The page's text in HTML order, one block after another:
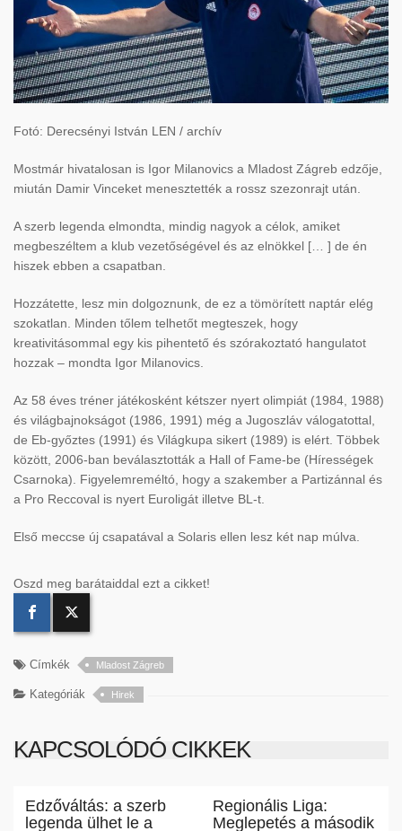
Fotó: Derecsényi István LEN / archív
Mostmár hivatalosan is Igor Milanovics a Mladost Zágreb edzője,
miután Damir Vinceket menesztették a rossz szezonrajt után.
A szerb legenda elmondta, mindig nagyok a célok, amiket
megbeszéltem a klub vezetőségével és az elnökkel [… ] de én
hiszek ebben a csapatban.
Hozzátette, lesz min dolgoznunk, de ez a tömörített naptár elég
szokatlan. Minden tőlem telhetőt megteszek, hogy
kreativitásommal egy kis pihentető és szórakoztató hangulatot
hozzak – mondta Igor Milanovics.
Az 58 éves tréner játékosként kétszer nyert olimpiát (1984, 1988)
és világbajnokságot (1986, 1991) még a Jugoszláv válogatottal,
de Eb-győztes (1991) és Világkupa sikert (1989) is elért. Többek
között, 2006-ban beválasztották a Hall of Fame-be (Hírességek
Csarnoka). Figyelemreméltó, hogy a szakember a Partizánnal és
a Pro Reccoval is nyert Euroligát illetve BL-t.
Első meccse új csapatával a Solaris ellen lesz két nap múlva.
Oszd meg barátaiddal ezt a cikket!
Címkék Mladost Zágreb
Kategóriák Hirek
KAPCSOLÓDÓ CIKKEK
Edzőváltás: a szerb
legenda ülhet le a
Regionális Liga:
Meglepetés a második